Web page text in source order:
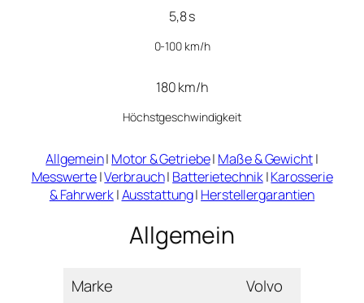
5,8 s
0-100 km/h
180 km/h
Höchstgeschwindigkeit
Allgemein| Motor & Getriebe| Maße & Gewicht|
Messwerte|Verbrauch| Batterietechnik|Karosserie
& Fahrwerk|Ausstattung| Herstellergarantien
Allgemein
Marke
Volvo